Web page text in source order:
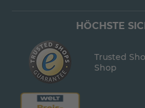
HÖCHSTE
Trusted
Shop